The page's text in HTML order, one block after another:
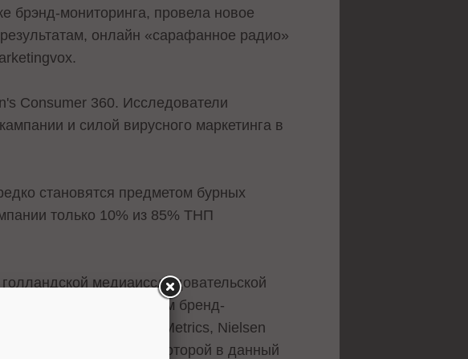
брэнд-мониторинга, провела новое
онлайн «сарафанное радио»
.
Consumer 360. Исследователи
и силой вирусного маркетинга в
становятся предметом бурных
только 10% из 85% ТНП
голландской медиаисследовательской
разработкой систем бренд-
2005 года. Кроме BuzzMetrics, Nielsen
60% акций которой в данный